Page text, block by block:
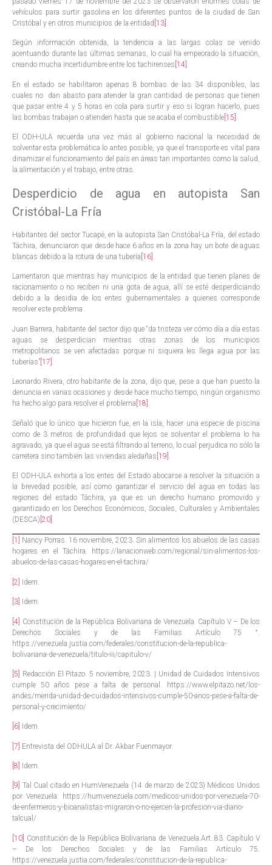
vehículos para surtir gasolina en los diferentes puntos de la ciudad de San
Cristóbal y en otros municipios de la entidad [13] .
Según información obtenida, la tendencia a las largas colas se venido
acentuando durante las últimas semanas, lo cual ha empeorado la situación,
creando mucha incertidumbre entre los tachirenses [14] .
En el estado se habilitaron apenas 8 bombas de las 34 disponibles, las
cuales no dan abasto para atender la gran cantidad de personas que tienen
que pasar entre 4 y 5 horas en cola para surtir y eso si logran hacerlo, pues
las bombas trabajan o atienden hasta que se acaba el combustible [15] .
El ODH-ULA recuerda una vez más al gobierno nacional la necesidad de
solventar esta problemática lo antes posible, ya que el transporte es vital para
dinamizar el funcionamiento del país en áreas tan importantes como la salud,
la alimentación y el trabajo, entre otras.
Desperdicio de agua en autopista San
Cristóbal-La Fría
Habitantes del sector Tucapé, en la autopista San Cristóbal-La Fría, del estado
Táchira, denunciaron que desde hace 6 años en la zona hay un bote de aguas
blancas debido a la rotura de una tubería [16] .
Lamentaron que mientras hay municipios de la entidad que tienen planes de
racionamiento o no reciben ni una gota de agua, allí se esté desperdiciando
debido a la desidia de los entes gubernamentales a quienes corresponde
resolver este problema.
Juan Barrera, habitante del sector dijo que “da tristeza ver cómo día a día estas
aguas se desperdician mientras otras zonas de los municipios
metropolitanos se ven afectadas porque ni siquiera les llega agua por las
tuberías” [17]
Leonardo Rivera, otro habitante de la zona, dijo que, pese a que han puesto la
denuncia en varias ocasiones y desde hace mucho tiempo, ningún organismo
ha hecho algo para resolver el problema [18] .
Señaló que lo único que hicieron fue, en la isla, hacer una especie de piscina
como de 3 metros de profundidad que lejos se solventar el problema lo ha
agravado, ya que el agua se está filtrando al terreno, lo cual perjudica no sólo la
carretera sino también las viviendas aledañas [19]
El ODH-ULA exhorta a los entes del Estado abocarse a resolver la situación a
la brevedad posible, así como garantizar el servicio del agua en todas las
regiones del estado Táchira, ya que es un derecho humano promovido y
garantizado en los Derechos Económicos, Sociales, Culturales y Ambientales
(DESCA) [20] .
[1]
Nancy Porras. 16 noviembre, 2023. Sin alimentos los abuelos de las casas
hogares en el Táchira. https://lanacionweb.com/regional/sin-alimentos-los-
abuelos-de-las-casas-hogares-en-el-tachira/
[2] Idem.
[3] Idem.
[4] Constitución de la República Bolivariana de Venezuela. Capítulo V – De los
Derechos Sociales y de las Familias Artículo 75 °.
https://venezuela.justia.com/federales/constitucion-de-la-republica-
bolivariana-de-venezuela/titulo-iii/capitulo-v/
[5]
Redacción El Pitazo. 5 noviembre, 2023. | Unidad de Cuidados Intensivos
cumple 50 años pese a falta de personal. https://www.elpitazo.net/los-
andes/merida-unidad-de-cuidados-intensivos-cumple-50-anos-pese-a-falta-de-
personal-y-crecimiento/
[6] Idem.
[7] Entrevista del ODHULA al Dr. Akbar Fuenmayor.
[8] Idem.
[9] Tal Cual citado en HumVenezuela (14 de marzo de 2023) Médicos Unidos
por Venezuela: https://humvenezuela.com/medicos-unidos-por-venezuela-70-
de-enfermeros-y-bioanalistas-migraron-o-no-ejercen-la-profesion-via-diario-
talcual/
[10] Constitución de la República Bolivariana de Venezuela.Art..83. Capítulo V
– De los Derechos Sociales y de las Familias Artículo 75.
https://venezuela.justia.com/federales/constitucion-de-la-republica-